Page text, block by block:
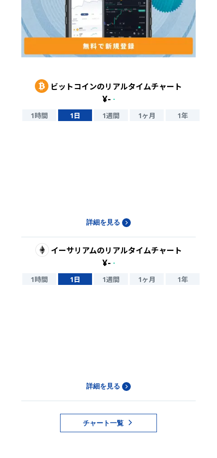
ビットコインのリアルタイムチャート
¥- -
1時間 1日 1週間 1ヶ月 1年
詳細を見る
イーサリアムのリアルタイムチャート
¥- -
1時間 1日 1週間 1ヶ月 1年
詳細を見る
チャート一覧